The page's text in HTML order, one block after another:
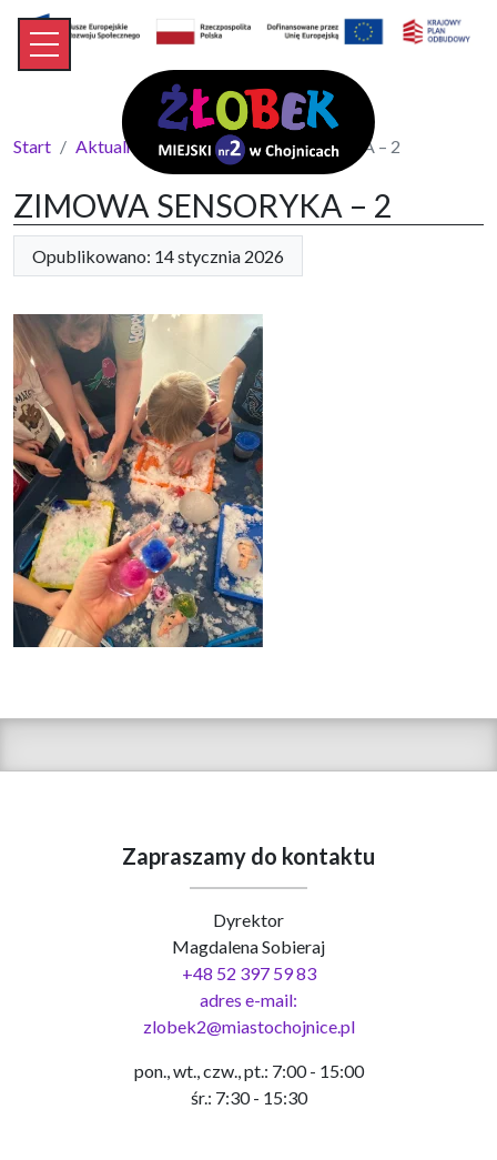
Start Aktualności ZIMOWA SENSORYKA – 2
ZIMOWA SENSORYKA – 2
Opublikowano: 14 stycznia 2026
Zapraszamy do kontaktu
Dyrektor
Magdalena Sobieraj
+48 52 397 59 83
adres e-mail:
zlobek2@miastochojnice.pl
pon., wt., czw., pt.: 7:00 - 15:00
śr.: 7:30 - 15:30